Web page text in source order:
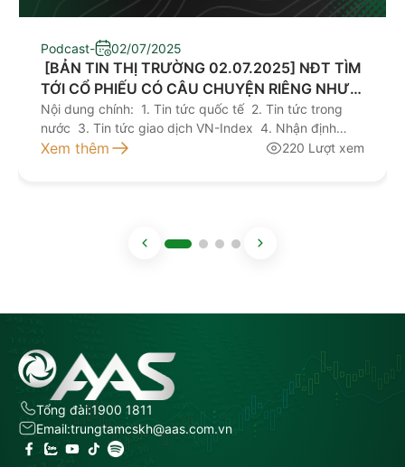
Podcast- 02/07/2025
​ [BẢN TIN THỊ TRƯỜNG 02.07.2025] NĐT TÌM
TỚI CỔ PHIẾU CÓ CÂU CHUYỆN RIÊNG NHƯ
VCG, TLG
Nội dung chính: 1. Tin tức quốc tế 2. Tin tức trong
nước 3. Tin tức giao dịch VN-Index 4. Nhận định
giao dịch 5. Khuyến nghị đầu tư Kính mời quý nhà
Xem thêm 220 Lượt xem
Tổng đài:1900 1811
Email:trungtamcskh@aas.com.vn